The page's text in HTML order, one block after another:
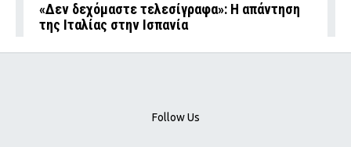
«Δεν δεχόμαστε τελεσίγραφα»: Η απάντηση
της Ιταλίας στην Ισπανία
Follow Us